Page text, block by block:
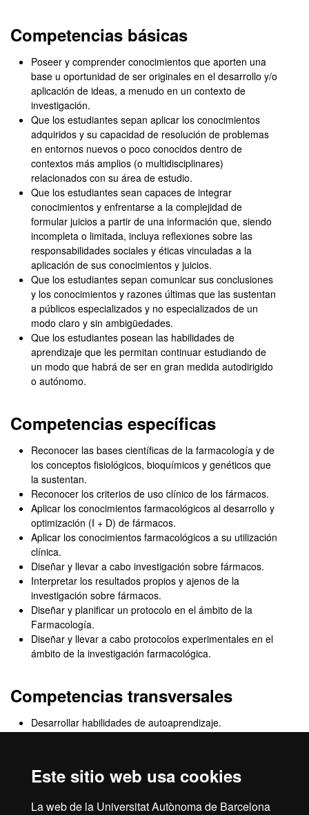
Este sitio web usa cookies
La web de la Universitat Autònoma de Barcelona
Competencias básicas
Poseer y comprender conocimientos que aporten una
base u oportunidad de ser originales en el desarrollo y/o
aplicación de ideas, a menudo en un contexto de
investigación.
Que los estudiantes sepan aplicar los conocimientos
adquiridos y su capacidad de resolución de problemas
en entornos nuevos o poco conocidos dentro de
contextos más amplios (o multidisciplinares)
relacionados con su área de estudio.
Que los estudiantes sean capaces de integrar
conocimientos y enfrentarse a la complejidad de
formular juicios a partir de una información que, siendo
incompleta o limitada, incluya reflexiones sobre las
responsabilidades sociales y éticas vinculadas a la
aplicación de sus conocimientos y juicios.
Que los estudiantes sepan comunicar sus conclusiones
y los conocimientos y razones últimas que las sustentan
a públicos especializados y no especializados de un
modo claro y sin ambigüedades.
Que los estudiantes posean las habilidades de
aprendizaje que les permitan continuar estudiando de
un modo que habrá de ser en gran medida autodirigido
o autónomo.
Competencias específicas
Reconocer las bases científicas de la farmacología y de
los conceptos fisiológicos, bioquímicos y genéticos que
la sustentan.
Reconocer los criterios de uso clínico de los fármacos.
Aplicar los conocimientos farmacológicos al desarrollo y
optimización (I + D) de fármacos.
Aplicar los conocimientos farmacológicos a su utilización
clínica.
Diseñar y llevar a cabo investigación sobre fármacos.
Interpretar los resultados propios y ajenos de la
investigación sobre fármacos.
Diseñar y planificar un protocolo en el ámbito de la
Farmacología.
Diseñar y llevar a cabo protocolos experimentales en el
ámbito de la investigación farmacológica.
Competencias transversales
Desarrollar habilidades de autoaprendizaje.
Trabajar en equipos interdisciplinares.
Desarrollar el compromiso ético.